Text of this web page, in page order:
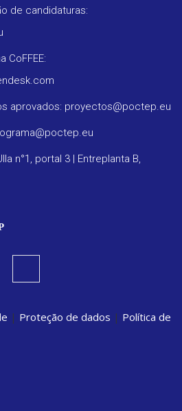
de candidaturas:
CoFFEE:
aprovados: proyectos@poctep.eu
n°1, portal 3 | Entreplanta B,
| Proteção de dados | Política de